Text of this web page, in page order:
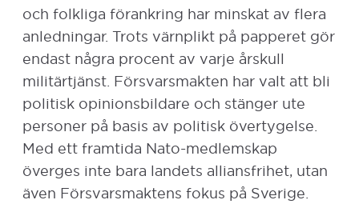
och folkliga förankring har minskat av flera
anledningar. Trots värnplikt på papperet gör
endast några procent av varje årskull
militärtjänst. Försvarsmakten har valt att bli
politisk opinionsbildare och stänger ute
personer på basis av politisk övertygelse.
Med ett framtida Nato-medlemskap
överges inte bara landets alliansfrihet, utan
även Försvarsmaktens fokus på Sverige.